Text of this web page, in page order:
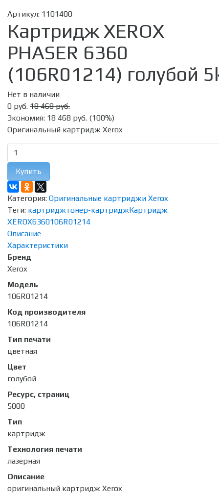
Артикул: 1101400
Картридж XEROX
PHASER 6360
(106R01214) голубой
Нет в наличии
0 руб. 18 468 руб.
Экономия: 18 468 руб. (100%)
Оригинальный картридж Xerox
Купить
Категория: Оригинальные картриджи Xerox
Теги: картриджтонер-картриджКартридж
XEROX6360106R01214
Описание
Характеристики
Бренд
Xerox
Модель
106R01214
Код производителя
106R01214
Тип печати
цветная
Цвет
голубой
Ресурс, страниц
5000
Тип
картридж
Технология печати
лазерная
Описание
оригинальный картридж Xerox